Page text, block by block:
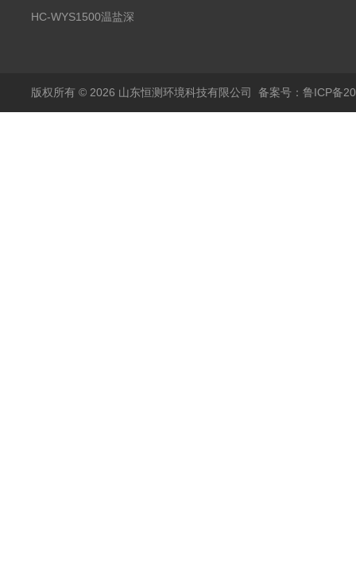
分析仪
HC-WYS1500温盐深
版权所有 © 2026 山东恒测环境科技有限公司 备案号：鲁ICP备